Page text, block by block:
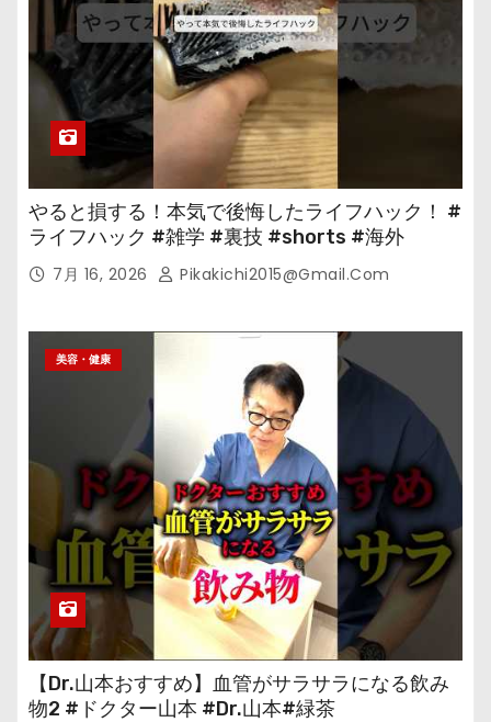
やると損する！本気で後悔したライフハック！ #
ライフハック #雑学 #裏技 #shorts #海外
7月 16, 2026 Pikakichi2015@gmail.com
美容・健康
【Dr.山本おすすめ】血管がサラサラになる飲み
物2 #ドクター山本 #Dr.山本#緑茶